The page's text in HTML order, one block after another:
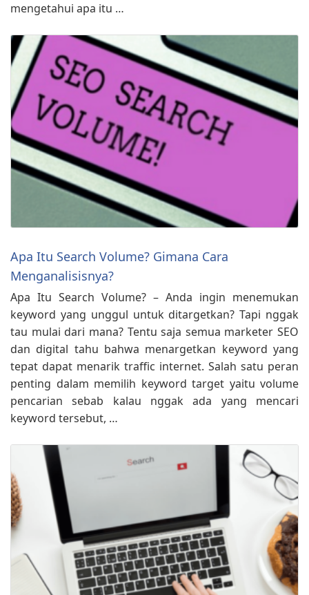
mengetahui apa itu …
Apa Itu Search Volume? Gimana Cara
Menganalisisnya?
Apa Itu Search Volume? – Anda ingin menemukan
keyword yang unggul untuk ditargetkan? Tapi nggak
tau mulai dari mana? Tentu saja semua marketer SEO
dan digital tahu bahwa menargetkan keyword yang
tepat dapat menarik traffic internet. Salah satu peran
penting dalam memilih keyword target yaitu volume
pencarian sebab kalau nggak ada yang mencari
keyword tersebut, …